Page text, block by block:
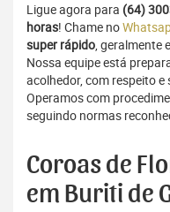
Ligue agora para (64)
horas! Chame no
super rápido, geralmente
Nossa equipe está
acolhedor, com respeito
Operamos com
seguindo normas
Coroas de
em Buriti de